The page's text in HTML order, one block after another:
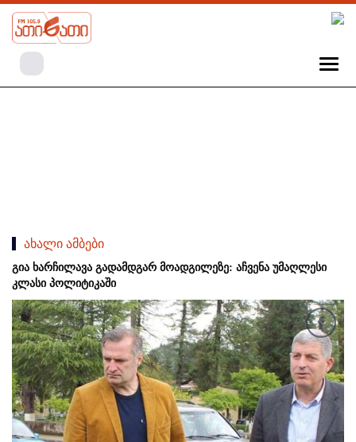
ახალი ამბები
გია ხარჩილავა გადამდგარ მოადგილეზე: აჩვენა უმაღლესი
კლასი პოლიტიკაში